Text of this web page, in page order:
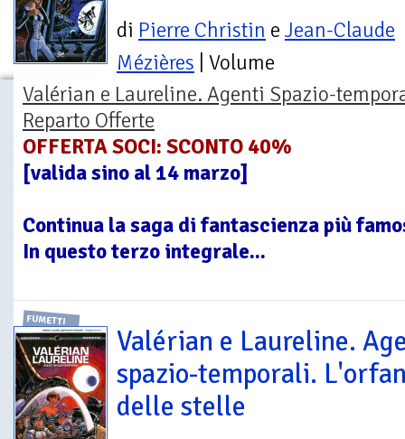
di Pierre Christin e Jean-Claude
Mézières | Volume
Valérian e Laureline. Agenti Spazio-
Reparto Offerte
OFFERTA SOCI: SCONTO 40%
[valida sino al 14 marzo]
Continua la saga di fantascienza più
In questo terzo integrale...
FUMETTI
Valérian e Laureline.
spazio-temporali.
delle stelle